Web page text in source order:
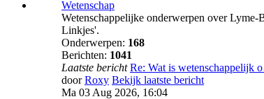
Wetenschap
Wetenschappelijke onderwerpen over
Linkjes'.
Onderwerpen: 168
Berichten: 1041
Laatste bericht Re: Wat is wetenschappelijk
doorRoxy Bekijk laatste bericht
Ma 03 Aug 2026, 16:04